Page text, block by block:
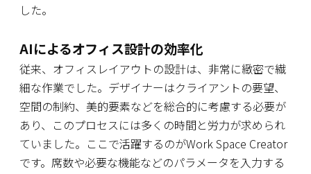
した。
AIによるオフィス設計の効率化
従来、オフィスレイアウトの設計は、非常に緻密で繊
細な作業でした。デザイナーはクライアントの要望、
空間の制約、美的要素などを総合的に考慮する必要が
あり、このプロセスには多くの時間と労力が求められ
ていました。ここで活躍するのがWork Space Creator
です。席数や必要な機能などのパラメータを入力する